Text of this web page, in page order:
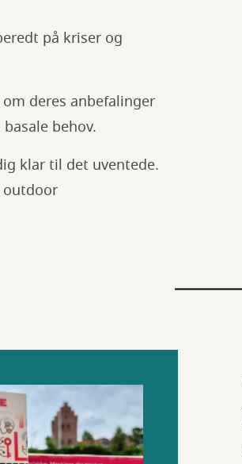
på kriser og
deres anbefalinger
behov.
klar til det uventede.
outdoor